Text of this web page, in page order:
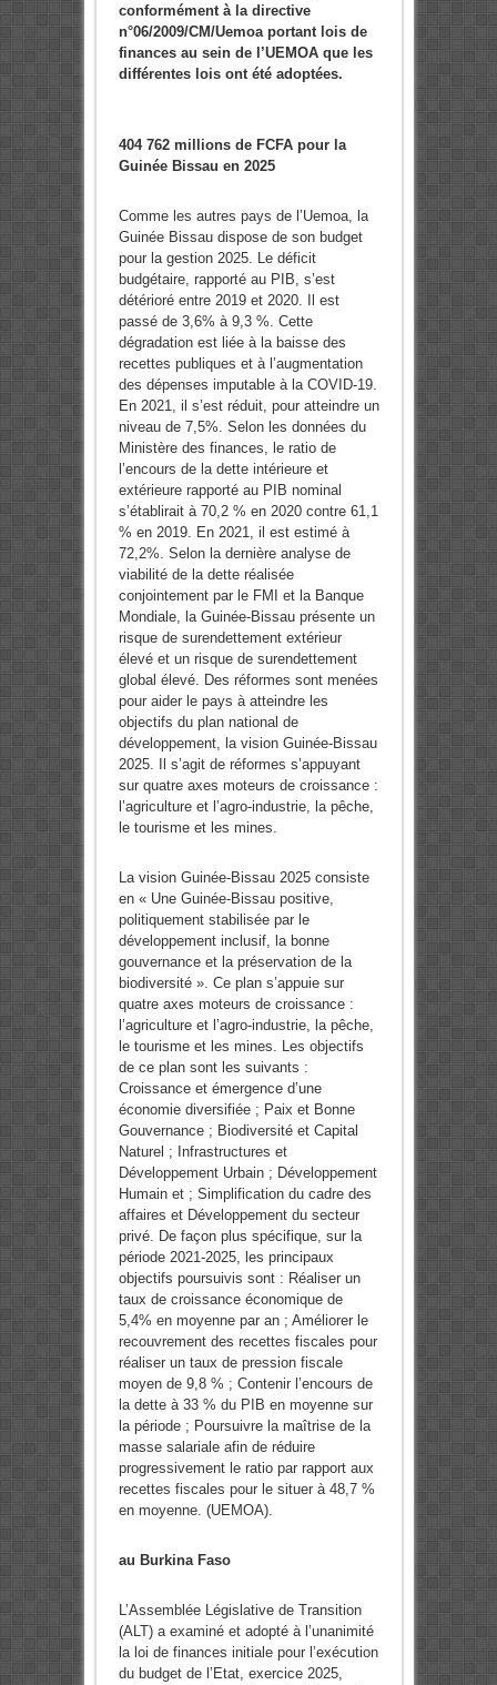
conformément à la directive
n°06/2009/CM/Uemoa portant lois de
finances au sein de l’UEMOA que les
différentes lois ont été adoptées.
404 762 millions de FCFA pour la
Guinée Bissau en 2025
Comme les autres pays de l’Uemoa, la
Guinée Bissau dispose de son budget
pour la gestion 2025. Le déficit
budgétaire, rapporté au PIB, s’est
détérioré entre 2019 et 2020. Il est
passé de 3,6% à 9,3 %. Cette
dégradation est liée à la baisse des
recettes publiques et à l’augmentation
des dépenses imputable à la COVID-19.
En 2021, il s’est réduit, pour atteindre un
niveau de 7,5%. Selon les données du
Ministère des finances, le ratio de
l’encours de la dette intérieure et
extérieure rapporté au PIB nominal
s’établirait à 70,2 % en 2020 contre 61,1
% en 2019. En 2021, il est estimé à
72,2%. Selon la dernière analyse de
viabilité de la dette réalisée
conjointement par le FMI et la Banque
Mondiale, la Guinée-Bissau présente un
risque de surendettement extérieur
élevé et un risque de surendettement
global élevé. Des réformes sont menées
pour aider le pays à atteindre les
objectifs du plan national de
développement, la vision Guinée-Bissau
2025. Il s’agit de réformes s’appuyant
sur quatre axes moteurs de croissance :
l’agriculture et l’agro-industrie, la pêche,
le tourisme et les mines.
La vision Guinée-Bissau 2025 consiste
en « Une Guinée-Bissau positive,
politiquement stabilisée par le
développement inclusif, la bonne
gouvernance et la préservation de la
biodiversité ». Ce plan s’appuie sur
quatre axes moteurs de croissance :
l’agriculture et l’agro-industrie, la pêche,
le tourisme et les mines. Les objectifs
de ce plan sont les suivants :
Croissance et émergence d’une
économie diversifiée ; Paix et Bonne
Gouvernance ; Biodiversité et Capital
Naturel ; Infrastructures et
Développement Urbain ; Développement
Humain et ; Simplification du cadre des
affaires et Développement du secteur
privé. De façon plus spécifique, sur la
période 2021-2025, les principaux
objectifs poursuivis sont : Réaliser un
taux de croissance économique de
5,4% en moyenne par an ; Améliorer le
recouvrement des recettes fiscales pour
réaliser un taux de pression fiscale
moyen de 9,8 % ; Contenir l’encours de
la dette à 33 % du PIB en moyenne sur
la période ; Poursuivre la maîtrise de la
masse salariale afin de réduire
progressivement le ratio par rapport aux
recettes fiscales pour le situer à 48,7 %
en moyenne. (UEMOA).
au Burkina Faso
L’Assemblée Législative de Transition
(ALT) a examiné et adopté à l’unanimité
la loi de finances initiale pour l’exécution
du budget de l’Etat, exercice 2025,